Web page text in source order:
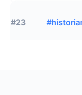
#23